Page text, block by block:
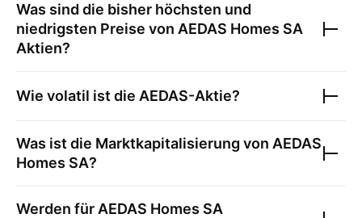
Was sind die bisher höchsten und
niedrigsten Preise von AEDAS Homes SA
Aktien?
Wie volatil ist die AEDAS-Aktie?
Was ist die Marktkapitalisierung von AEDAS
Homes SA?
Werden für AEDAS Homes SA